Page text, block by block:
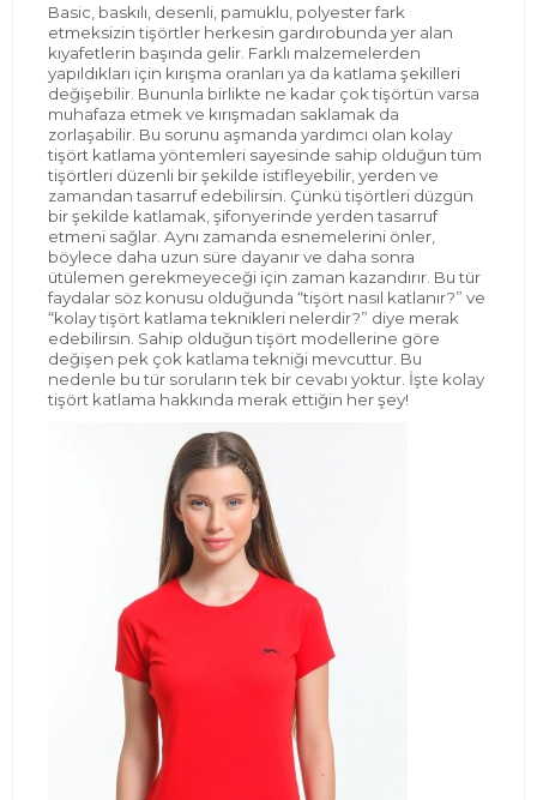
Basic, baskılı, desenli, pamuklu, polyester fark
etmeksizin tişörtler herkesin gardırobunda yer alan
kıyafetlerin başında gelir. Farklı malzemelerden
yapıldıkları için kırışma oranları ya da katlama şekilleri
değişebilir. Bununla birlikte ne kadar çok tişörtün varsa
muhafaza etmek ve kırışmadan saklamak da
zorlaşabilir. Bu sorunu aşmanda yardımcı olan kolay
tişört katlama yöntemleri sayesinde sahip olduğun tüm
tişörtleri düzenli bir şekilde istifleyebilir, yerden ve
zamandan tasarruf edebilirsin. Çünkü tişörtleri düzgün
bir şekilde katlamak, şifonyerinde yerden tasarruf
etmeni sağlar. Aynı zamanda esnemelerini önler,
böylece daha uzun süre dayanır ve daha sonra
ütülemen gerekmeyeceği için zaman kazandırır. Bu tür
faydalar söz konusu olduğunda “tişört nasıl katlanır?” ve
“kolay tişört katlama teknikleri nelerdir?” diye merak
edebilirsin. Sahip olduğun tişört modellerine göre
değişen pek çok katlama tekniği mevcuttur. Bu
nedenle bu tür soruların tek bir cevabı yoktur. İşte kolay
tişört katlama hakkında merak ettiğin her şey!